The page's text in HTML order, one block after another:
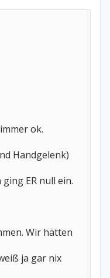
ok.
Handgelenk)
ER null ein.
Wir hätten
ja gar nix